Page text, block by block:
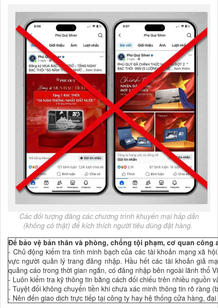
Các đối tượng đăng các chương trình khuyến mại hấp dẫn
(không có thật) để kích thích người tiêu dùng đặt hàng.
Để bảo vệ bản thân và phòng, chống tội phạm, cơ quan
- Chủ động kiểm tra tính minh bạch của các tài khoản mạng xã
vực người quản lý trang đăng nhập. Hầu hết các tài khoản giả
quảng cáo trong thời gian ngắn, có đăng nhập bên ngoài lãnh thổ
- Luôn kiểm tra kỹ thông tin bằng cách đối chiếu trên nhiều nguồn
- Tuyệt đối không chuyển tiền khi chưa xác minh thông tin rõ ràng
- Nên đến giao dịch trực tiếp tại công ty hay hệ thống cửa hàng,